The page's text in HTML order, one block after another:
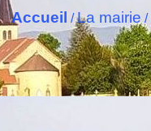
Accueil /La mairie/